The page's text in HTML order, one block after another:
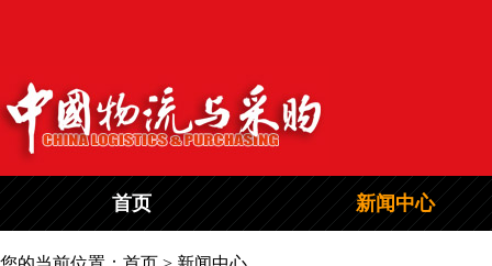
首页 新闻中心